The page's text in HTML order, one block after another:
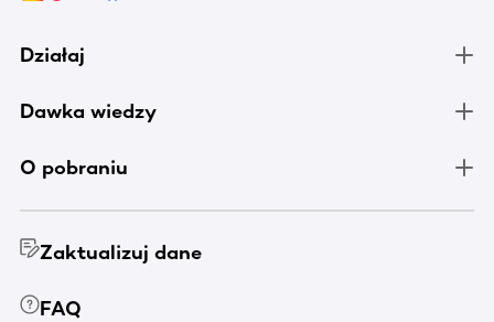
Działaj
Dawka wiedzy
O pobraniu
Zaktualizuj dane
FAQ